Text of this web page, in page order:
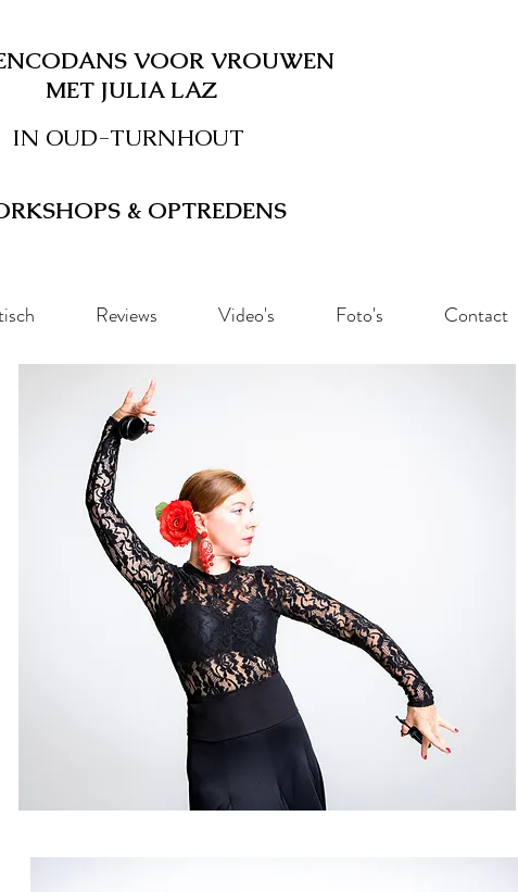
VOOR VROUWEN
MET JULIA LAZ
& OPTREDENS
IN OUD-TURNHOUT
Reviews Video's Foto's Contact